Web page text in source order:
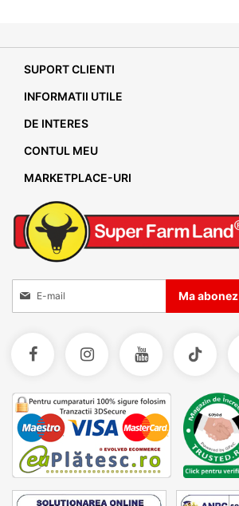
SUPORT CLIENTI
INFORMATII UTILE
DE INTERES
CONTUL MEU
MARKETPLACE-URI
Inscrieti-va la Buletinele noastre informative
Ma abonez